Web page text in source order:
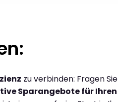
zu verbinden: Fragen Sie
Sparangebote für Ihren